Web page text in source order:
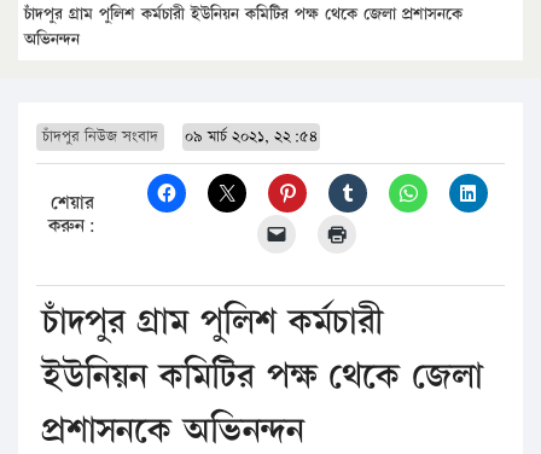
চাঁদপুর গ্রাম পুলিশ কর্মচারী ইউনিয়ন কমিটির পক্ষ থেকে জেলা প্রশাসনকে
অভিনন্দন
চাঁদপুর নিউজ সংবাদ ০৯ মার্চ ২০২১, ২২:৫৪
শেয়ার
করুন:
চাঁদপুর গ্রাম পুলিশ কর্মচারী
ইউনিয়ন কমিটির পক্ষ থেকে জেলা
প্রশাসনকে অভিনন্দন